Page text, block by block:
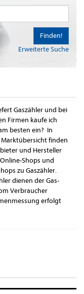
Erweiterte Suche
Finden!
Gaszähler und bei
Firmen kaufe ich
besten ein? In
Marktübersicht finden
und Hersteller
Shops und
zu Gaszähler.
dienen der Gas-
Verbraucher
erfolgt